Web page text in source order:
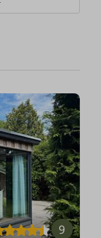
9